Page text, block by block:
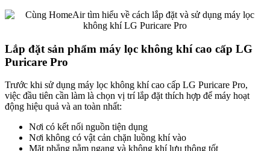
Lắp đặt sản phẩm máy lọc không khí cao cấp LG
Puricare Pro
Trước khi sử dụng máy lọc không khí cao cấp LG Puricare Pro,
việc đầu tiên cần làm là chọn vị trí lắp đặt thích hợp để máy hoạt
động hiệu quả và an toàn nhất:
Nơi có kết nối nguồn tiện dụng
Nơi không có vật cản chặn luồng khí vào
Mặt phẳng nằm ngang và không khí lưu thông tốt